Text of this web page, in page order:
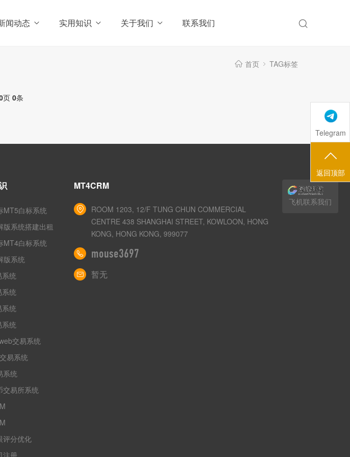
闻动态 实用知识 关于我们 联系我们
首页 TAG标签
页 0条
MT5白标系统
版系统搭建出租
MT4白标系统
版系统
系统
系统
系统
系统
交易系统
易系统
系统
交易所系统
评分优化
注册
MT4CRM
ROOM 1203, 12/F TUNG CHUN COMMERCIAL
CENTRE 438 SHANGHAI STREET, KOWLOON, HONG
KONG, HONG KONG, 999077
mouse3697
暂无
飞机联系我们
Telegram
返回顶部